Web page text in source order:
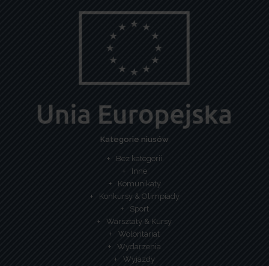
Kategorie niusów
Bez kategorii
Inne
Komunikaty
Konkursy & Olimpiady
Sport
Warsztaty & Kursy
Wolontariat
Wydarzenia
Wyjazdy